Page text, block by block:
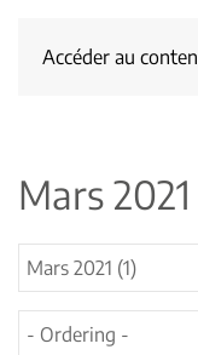
Accéder au
Mars 2021